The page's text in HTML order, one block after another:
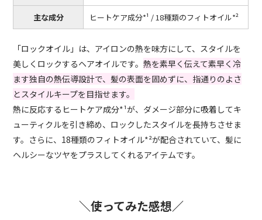
主な成分 ヒートケア成分*¹ / 18種類のフィトオイル*²
「ロックオイル」は、アイロンの熱を味方にして、スタイルを
美しくロックするヘアオイルです。熱を素早く伝えて素早く冷
ます独自の熱伝導設計で、髪の表面を固めずに、指通りのよさ
とスタイルキープを目指せます。
熱に反応するヒートケア成分*¹が、ダメージ部分に吸着してキ
ューティクルを引き締め、ロックしたスタイルを長持ちさせま
す。さらに、18種類のフィトオイル*²が配合されていて、髪に
ヘルシーなツヤをプラスしてくれるアイテムです。
＼使ってみた感想／